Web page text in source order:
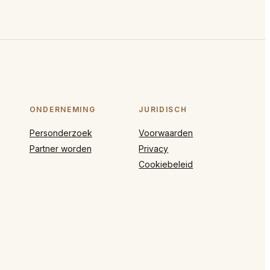
ONDERNEMING
Personderzoek
Partner worden
JURIDISCH
Voorwaarden
Privacy
Cookiebeleid